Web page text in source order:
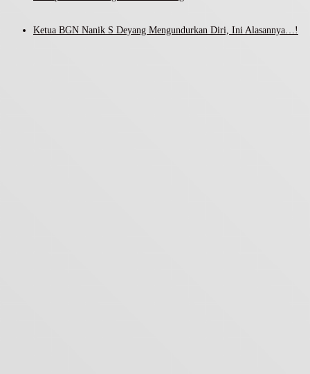
Ketua BGN Nanik S Deyang Mengundurkan Diri, Ini Alasannya…!